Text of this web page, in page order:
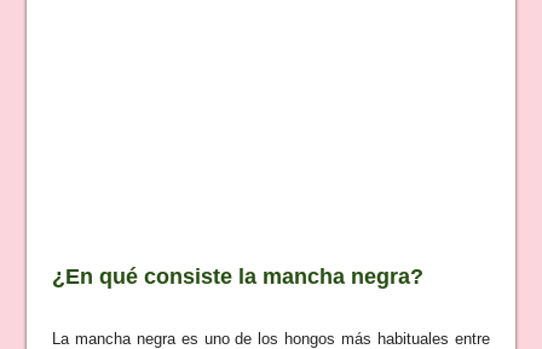
¿En qué consiste la mancha negra?
La mancha negra es uno de los hongos más habituales entre